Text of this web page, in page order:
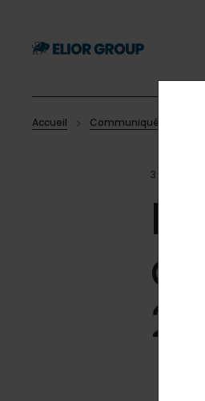
principal
Accueil Communiqués de
30 SEP